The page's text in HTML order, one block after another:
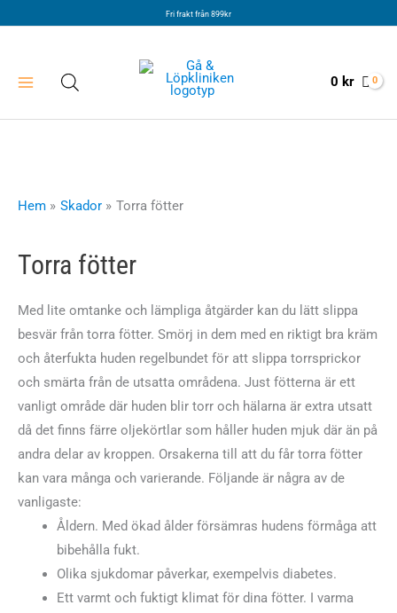
Fri frakt från 899kr
0 kr
Hem Skador Torra fötter
Torra fötter
Med lite omtanke och lämpliga åtgärder kan du lätt slippa
besvär från torra fötter. Smörj in dem med en riktigt bra kräm
och återfukta huden regelbundet för att slippa torrsprickor
och smärta från de utsatta områdena. Just fötterna är ett
vanligt område där huden blir torr och hälarna är extra utsatt
då det finns färre oljekörtlar som håller huden mjuk där än på
andra delar av kroppen. Orsakerna till att du får torra fötter
kan vara många och varierande. Följande är några av de
vanligaste:
Åldern. Med ökad ålder försämras hudens förmåga att
bibehålla fukt.
Olika sjukdomar påverkar, exempelvis diabetes.
Ett varmt och fuktigt klimat för dina fötter. I varma